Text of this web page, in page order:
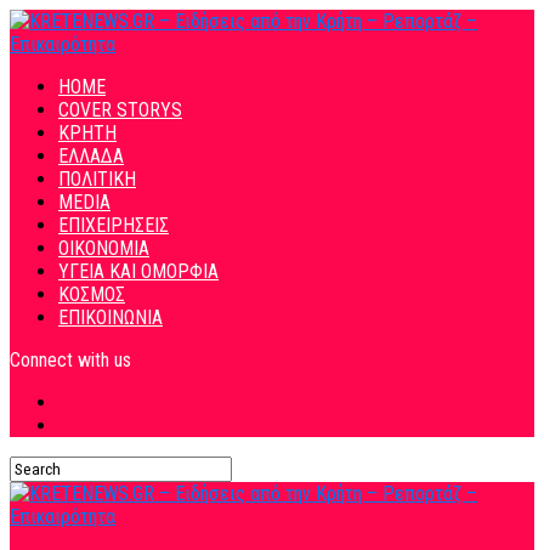
HOME
COVER STORYS
ΚΡΗΤΗ
ΕΛΛΑΔΑ
ΠΟΛΙΤΙΚΗ
MEDIA
ΕΠΙΧΕΙΡΗΣΕΙΣ
ΟΙΚΟΝΟΜΙΑ
ΥΓΕΙΑ ΚΑΙ ΟΜΟΡΦΙΑ
ΚΟΣΜΟΣ
ΕΠΙΚΟΙΝΩΝΙΑ
Connect with us